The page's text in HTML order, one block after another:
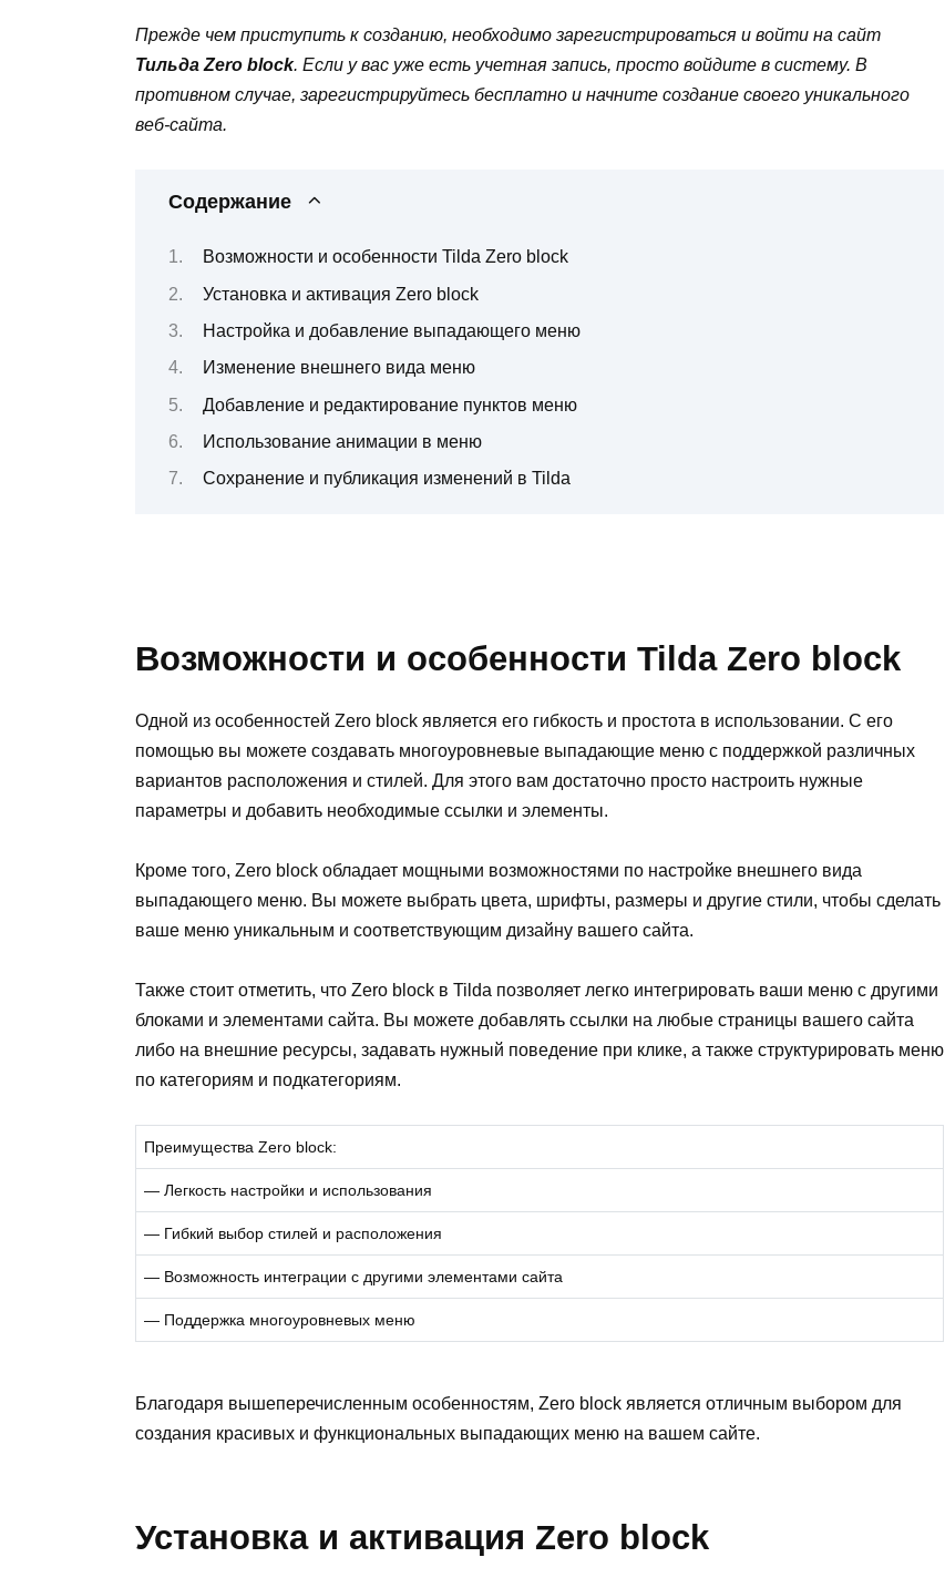
Прежде чем приступить к созданию, необходимо зарегистрироваться и войти на сайт
Тильда Zero block. Если у вас уже есть учетная запись, просто войдите в систему. В
противном случае, зарегистрируйтесь бесплатно и начните создание своего уникального
веб-сайта.
Содержание
Возможности и особенности Tilda Zero block
Установка и активация Zero block
Настройка и добавление выпадающего меню
Изменение внешнего вида меню
Добавление и редактирование пунктов меню
Использование анимации в меню
Сохранение и публикация изменений в Tilda
Возможности и особенности Tilda Zero block
Одной из особенностей Zero block является его гибкость и простота в использовании. С его
помощью вы можете создавать многоуровневые выпадающие меню с поддержкой различных
вариантов расположения и стилей. Для этого вам достаточно просто настроить нужные
параметры и добавить необходимые ссылки и элементы.
Кроме того, Zero block обладает мощными возможностями по настройке внешнего вида
выпадающего меню. Вы можете выбрать цвета, шрифты, размеры и другие стили, чтобы сделать
ваше меню уникальным и соответствующим дизайну вашего сайта.
Также стоит отметить, что Zero block в Tilda позволяет легко интегрировать ваши меню с другими
блоками и элементами сайта. Вы можете добавлять ссылки на любые страницы вашего сайта
либо на внешние ресурсы, задавать нужный поведение при клике, а также структурировать меню
по категориям и подкатегориям.
Преимущества Zero block:
— Легкость настройки и использования
— Гибкий выбор стилей и расположения
— Возможность интеграции с другими элементами сайта
— Поддержка многоуровневых меню
Благодаря вышеперечисленным особенностям, Zero block является отличным выбором для
создания красивых и функциональных выпадающих меню на вашем сайте.
Установка и активация Zero block